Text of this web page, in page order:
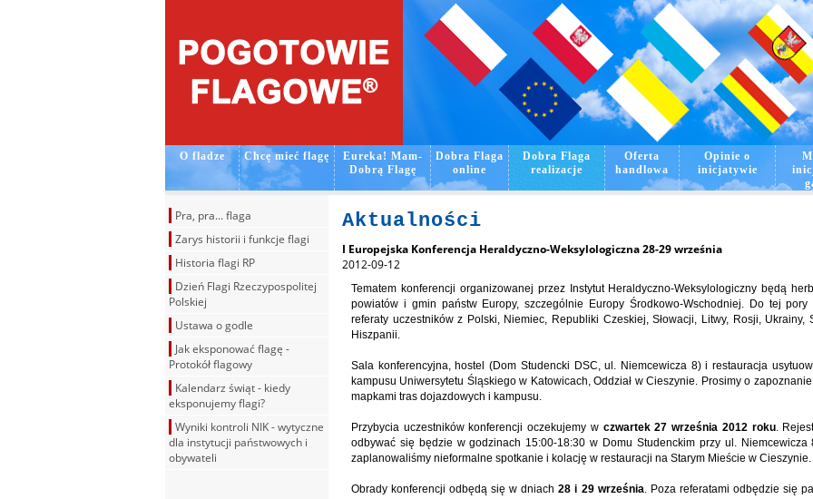
O fladze Chcę mieć flagę
Eureka! Mam­­
Dobrą Flagę
Dobra Flaga
online
Dobra Flaga
realizacje
Oferta
handlowa
Opinie o
inicjatywie
Pra, pra... flaga
Zarys historii i funkcje flagi
Historia flagi RP
Dzień Flagi Rzeczypospolitej
Polskiej
Ustawa o godle
Jak eksponować flagę -
Protokół flagowy
Kalendarz świąt - kiedy
eksponujemy flagi?
Wyniki kontroli NIK - wytyczne
dla instytucji państwowych i
obywateli
Aktualności
I Europejska Konferencja Heraldyczno-Weksylologiczna 28-29 września
2012-09-12
Tematem konferencji organizowanej przez Instytut Heraldyczno-Weksylologiczny będą
powiatów i gmin państw Europy, szczególnie Europy Środkowo-Wschodniej. Do tej pory
referaty uczestników z Polski, Niemiec, Republiki Czeskiej, Słowacji, Litwy, Rosji, Ukrainy,
Hiszpanii.
Sala konferencyjna, hostel (Dom Studencki DSC, ul. Niemcewicza 8) i restauracja
kampusu Uniwersytetu Śląskiego w Katowicach, Oddział w Cieszynie. Prosimy o
mapkami tras dojazdowych i kampusu.
Przybycia uczestników konferencji oczekujemy w czwartek 27 września 2012 roku.
odbywać się będzie w godzinach 15:00-18:30 w Domu Studenckim przy ul. Niemcewicza
zaplanowaliśmy nieformalne spotkanie i kolację w restauracji na Starym Mieście w Cieszynie.
Obrady konferencji odbędą się w dniach28 i 29 września . Poza referatami odbędzie się